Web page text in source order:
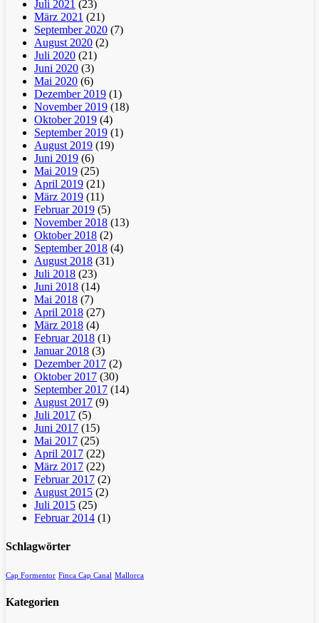
Juli 2021 (23)
März 2021 (21)
September 2020 (7)
August 2020 (2)
Juli 2020 (21)
Juni 2020 (3)
Mai 2020 (6)
Dezember 2019 (1)
November 2019 (18)
Oktober 2019 (4)
September 2019 (1)
August 2019 (19)
Juni 2019 (6)
Mai 2019 (25)
April 2019 (21)
März 2019 (11)
Februar 2019 (5)
November 2018 (13)
Oktober 2018 (2)
September 2018 (4)
August 2018 (31)
Juli 2018 (23)
Juni 2018 (14)
Mai 2018 (7)
April 2018 (27)
März 2018 (4)
Februar 2018 (1)
Januar 2018 (3)
Dezember 2017 (2)
Oktober 2017 (30)
September 2017 (14)
August 2017 (9)
Juli 2017 (5)
Juni 2017 (15)
Mai 2017 (25)
April 2017 (22)
März 2017 (22)
Februar 2017 (2)
August 2015 (2)
Juli 2015 (25)
Februar 2014 (1)
Schlagwörter
Cap Formentor Finca Cap Canal Mallorca
Kategorien